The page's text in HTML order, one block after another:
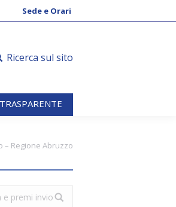
Sede e Orari
Ricerca sul sito
– Regione Abruzzo